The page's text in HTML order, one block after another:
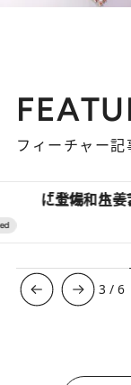
フィーチャー記
3 /6